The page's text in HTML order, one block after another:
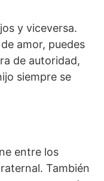
y viceversa.
amor, puedes
de autoridad,
siempre se
entre los
También